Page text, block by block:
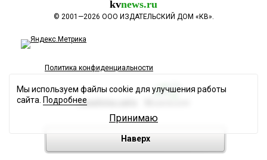
kvnews.ru
© 2001—2026 ООО ИЗДАТЕЛЬСКИЙ ДОМ «КВ».
Политика конфиденциальности
Разработка сайта
Наверх
Мы используем файлы cookie для улучшения работы
сайта. Подробнее
Принимаю